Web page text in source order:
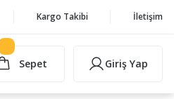
Kargo Takibi İletişim
Sepet Giriş Yap